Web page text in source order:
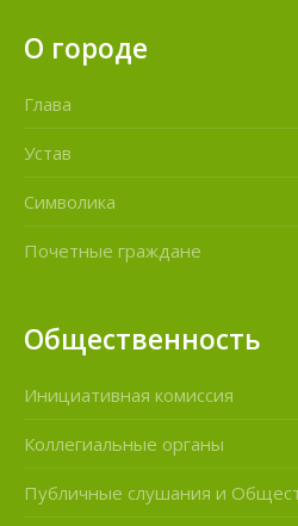
О городе
Глава
Устав
Символика
Почетные граждане
Общественность
Инициативная комиссия
Коллегиальные органы
Публичные слушания и